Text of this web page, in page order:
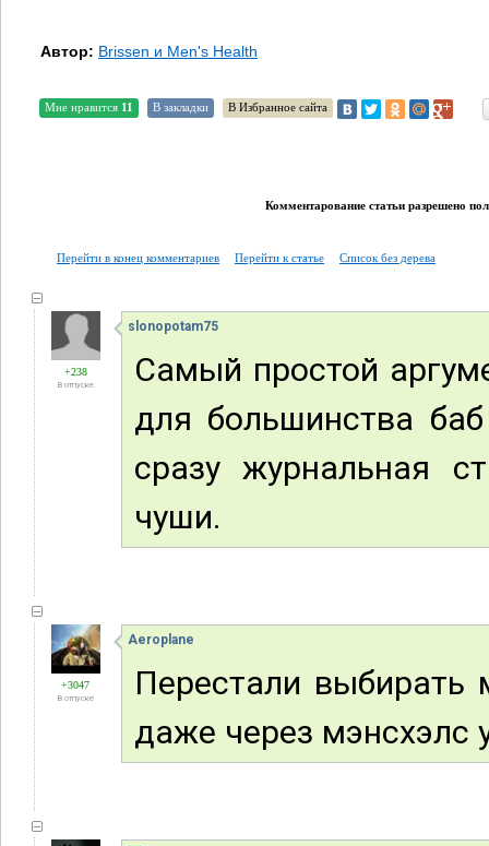
Автор: Brissen и Men's Health
Мне нравится 11 В закладки В Избранное сайта
Комментарование статьи разрешено
Перейти в конец комментариев Перейти к статье Список без дерева
+238
В отпуске
slonopotam75
Самый простой
для большинства
сразу журнальная
чуши.
+3047
В отпуске
Aeroplane
Перестали
даже через мэнсхэлс